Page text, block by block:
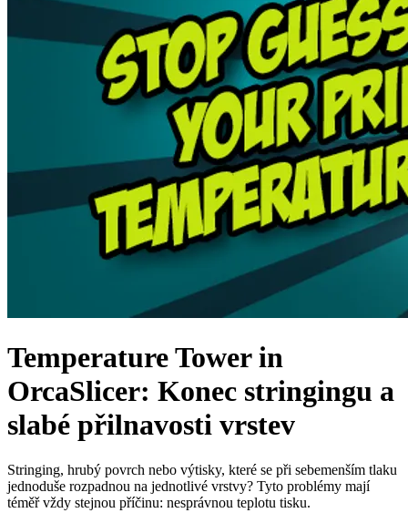
Temperature Tower in
OrcaSlicer: Konec stringingu a
slabé přilnavosti vrstev
Stringing, hrubý povrch nebo výtisky, které se při sebemenším tlaku
jednoduše rozpadnou na jednotlivé vrstvy? Tyto problémy mají
téměř vždy stejnou příčinu: nesprávnou teplotu tisku.